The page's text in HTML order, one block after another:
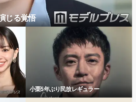
じる覚悟
小栗5年ぶり民放レギュラー